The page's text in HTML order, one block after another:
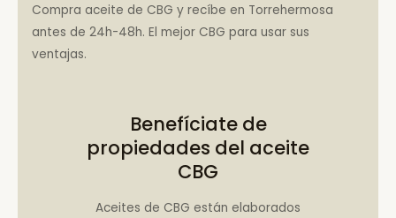
Compra aceite de CBG y recíbe en Torrehermosa
antes de 24h-48h. El mejor CBG para usar sus
ventajas.
Benefíciate de
propiedades del aceite
CBG
Aceites de CBG están elaborados